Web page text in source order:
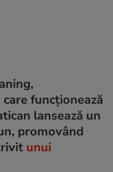
funcționează
lansează un
promovând
unui